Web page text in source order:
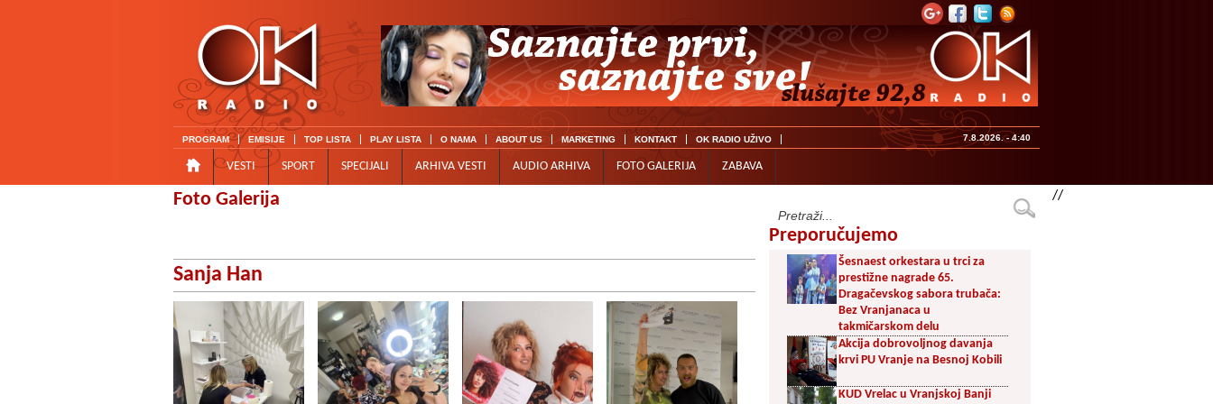
PROGRAM EMISIJE TOP LISTA PLAY LISTA O NAMA ABOUT US MARKETING KONTAKT OK RADIO UŽIVO 7.8.2026. - 4:40
VESTI SPORT SPECIJALI ARHIVA VESTI AUDIO ARHIVA FOTO GALERIJA ZABAVA
Foto Galerija
Sanja Han
Preporučujemo
Šesnaest orkestara u trci za
prestižne nagrade 65.
Dragačevskog sabora trubača:
Bez Vranjanaca u
takmičarskom delu
Akcija dobrovoljnog davanja
krvi PU Vranje na Besnoj Kobili
KUD Vrelac u Vranjskoj Banji
//